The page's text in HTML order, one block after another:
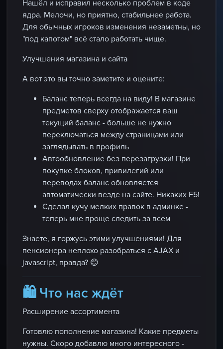
Нашёл и исправил несколько проблем в коде
ядра. Мелочи, но приятно, стабильнее работа.
Для обычных игроков изменения незаметны, но
"под капотом" всё стало работать чище.
Улучшения магазина и сайта
А вот это вы точно заметите и оцените:
Баланс теперь всегда на виду! В магазине
предметов сверху отображается ваш
текущий баланс - больше не нужно
переключаться между страницами или
заглядывать в профиль
Автообновление без перезагрузки! При
покупке блоков, привилегий или
переводах баланс обновляется
автоматически везде на сайте. Никаких F5!
Сделал кучу мелких правок в админке -
теперь мне проще следить за всем
Знаете, я горжусь этими улучшениями! Для
пенсионера неплохо разобраться с AJAX и
jаvascript, правда? 😊
🛍️ Что нас ждёт
Расширение ассортимента
Готовлю пополнение магазина! Какие предметы
нужны. Скоро добавлю много интересного -